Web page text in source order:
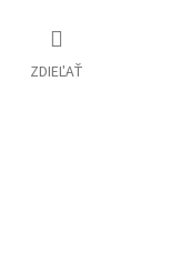
ZDIEĽAŤ